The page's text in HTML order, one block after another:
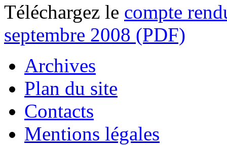
Téléchargez le compte
septembre 2008 (PDF)
Archives
Plan du site
Contacts
Mentions légales